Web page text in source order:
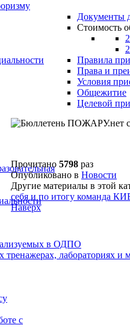
Документы
Стоимость
Правила
Права и
Условия
Общежитие
Целевой
в ОДПО
лабораториях и
с
Прочитано 5798 раз
Опубликовано в Новости
Другие материалы в этой
себя и по итогу команда
Наверх